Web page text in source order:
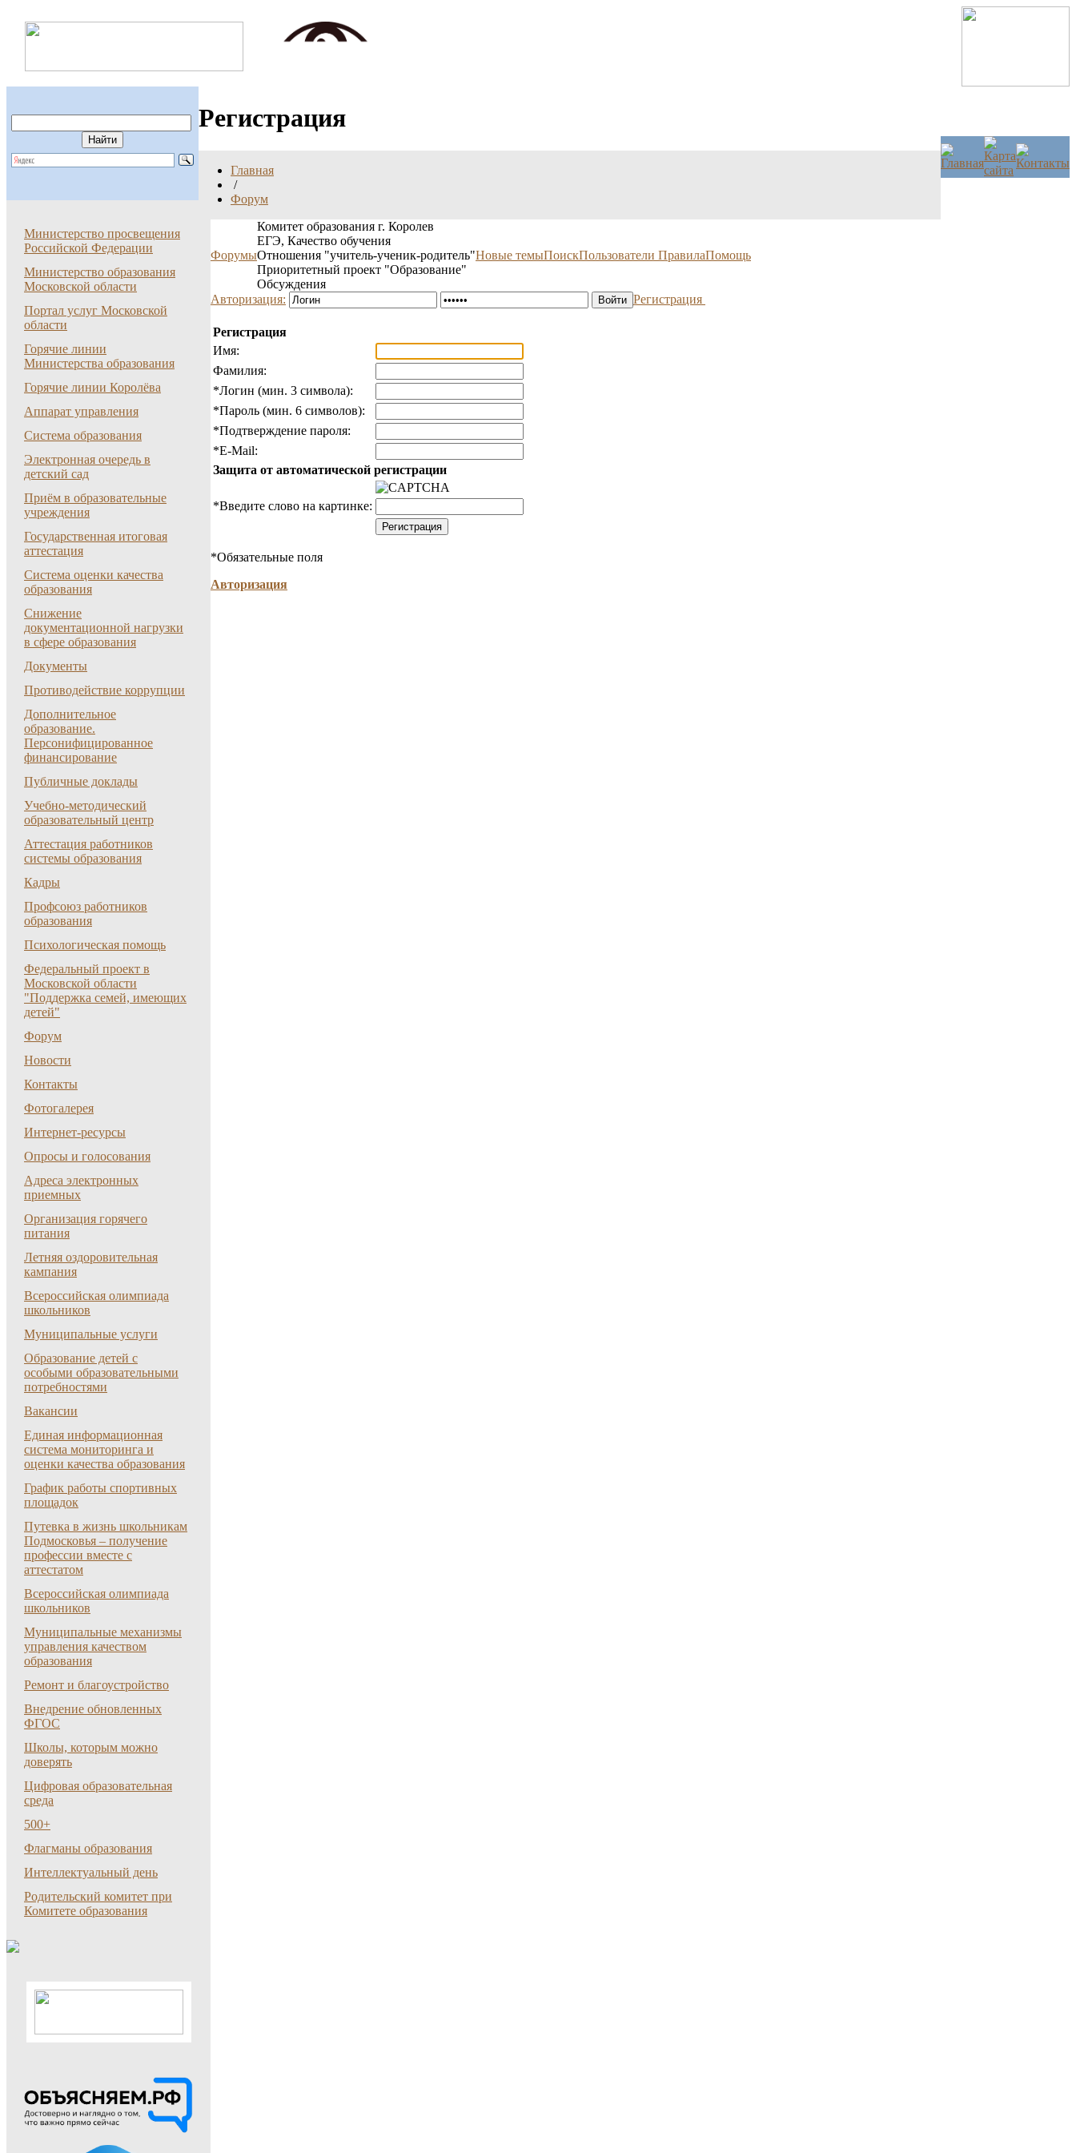
Регистрация
Главная
/
Форум
Министерство просвещения
Российской Федерации
Министерство образования
Московской области
Портал услуг Московской
области
Горячие линии
Министерства образования
Горячие линии Королёва
Аппарат управления
Система образования
Электронная очередь в
детский сад
Приём в образовательные
учреждения
Государственная итоговая
аттестация
Система оценки качества
образования
Снижение
документационной нагрузки
в сфере образования
Документы
Противодействие коррупции
Дополнительное
образование.
Персонифицированное
финансирование
Публичные доклады
Учебно-методический
образовательный центр
Аттестация работников
системы образования
Кадры
Профсоюз работников
образования
Психологическая помощь
Федеральный проект в
Московской области
"Поддержка семей, имеющих
детей"
Форум
Новости
Контакты
Фотогалерея
Интернет-ресурсы
Опросы и голосования
Адреса электронных
приемных
Организация горячего
питания
Летняя оздоровительная
кампания
Всероссийская олимпиада
школьников
Муниципальные услуги
Образование детей с
особыми образовательными
потребностями
Вакансии
Единая информационная
система мониторинга и
оценки качества образования
График работы спортивных
площадок
Путевка в жизнь школьникам
Подмосковья – получение
профессии вместе с
аттестатом
Всероссийская олимпиада
школьников
Муниципальные механизмы
управления качеством
образования
Ремонт и благоустройство
Внедрение обновленных
ФГОС
Школы, которым можно
доверять
Цифровая образовательная
среда
500+
Флагманы образования
Интеллектуальный день
Родительский комитет при
Комитете образования
Форумы
Комитет образования г. Королев
ЕГЭ, Качество обучения
Отношения "учитель-ученик-родитель"
Приоритетный проект "Образование"
Обсуждения
Новые темыПоискПользователи ПравилаПомощь
Авторизация: Регистрация
Регистрация
Имя:
Фамилия:
*Логин (мин. 3 символа):
*Пароль (мин. 6 символов):
*Подтверждение пароля:
*E-Mail:
Защита от автоматической регистрации
*Введите слово на картинке:
*Обязательные поля
Авторизация